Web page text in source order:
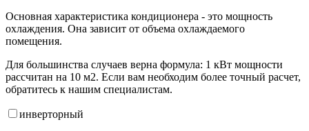
Основная характеристика кондиционера - это мощность
охлаждения. Она зависит от объема охлаждаемого
помещения.
Для большинства случаев верна формула: 1 кВт мощности
рассчитан на 10 м2. Если вам необходим более точный расчет,
обратитесь к нашим специалистам.
инверторный